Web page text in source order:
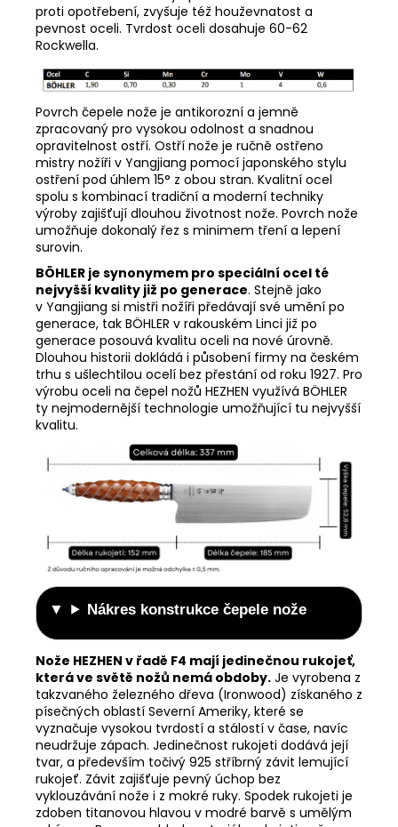
proti opotřebení, zvyšuje též houževnatost a
pevnost oceli. Tvrdost oceli dosahuje 60-62
Rockwella.
Povrch čepele nože je antikorozní a jemně
zpracovaný pro vysokou odolnost a snadnou
opravitelnost ostří. Ostří nože je ručně ostřeno
mistry nožíři v Yangjiang pomocí japonského stylu
ostření pod úhlem 15° z obou stran. Kvalitní ocel
spolu s kombinací tradiční a moderní techniky
výroby zajišťují dlouhou životnost nože. Povrch nože
umožňuje dokonalý řez s minimem tření a lepení
surovin.
BÖHLER je synonymem pro speciální ocel té
nejvyšší kvality již po generace. Stejně jako
v Yangjiang si mistři nožíři předávají své umění po
generace, tak BÖHLER v rakouském Linci již po
generace posouvá kvalitu oceli na nové úrovně.
Dlouhou historii dokládá i působení firmy na českém
trhu s ušlechtilou ocelí bez přestání od roku 1927. Pro
výrobu oceli na čepel nožů HEZHEN využívá BÖHLER
ty nejmodernější technologie umožňující tu nejvyšší
kvalitu.
Nákres konstrukce čepele nože
Nože HEZHEN v řadě F4 mají jedinečnou rukojeť,
která ve světě nožů nemá obdoby. Je vyrobena z
takzvaného železného dřeva (Ironwood) získaného z
písečných oblastí Severní Ameriky, které se
vyznačuje vysokou tvrdostí a stálostí v čase, navíc
neudržuje zápach. Jedinečnost rukojeti dodává její
tvar, a především točivý 925 stříbrný závit lemující
rukojeť. Závit zajišťuje pevný úchop bez
vyklouzávání nože i z mokré ruky. Spodek rukojeti je
zdoben titanovou hlavou v modré barvě s umělým